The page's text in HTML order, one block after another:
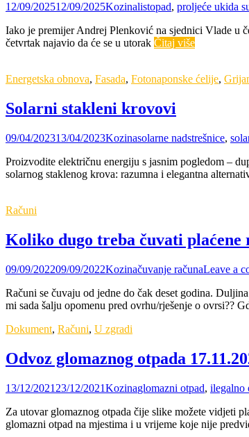
12/09/202512/09/2025Kozinalistopad, proljeće ukida
Iako je premijer Andrej Plenković na sjednici Vlade u
četvrtak najavio da će se u utorak Čitaj više
Energetska obnova, Fasada, Fotonaponske ćelije,
Solarni stakleni krovovi
09/04/202313/04/2023Kozinasolarne nadstrešnice,
Proizvodite električnu energiju s jasnim pogledom –
solarnog staklenog krova: razumna i elegantna
Računi
Koliko dugo treba čuvati plaćene
09/09/202209/09/2022Kozinačuvanje računaLeave a
Računi se čuvaju od jedne do čak deset godina.
mi sada šalju opomenu pred ovrhu/rješenje o ovrsi??
Dokument, Računi, U zgradi
Odvoz glomaznog otpada
13/12/2021 23/12/2021Kozinaglomazni otpad, ilegalno
Za utovar glomaznog otpada čije slike možete vidjeti
glomazni otpad na mjestima i u vrijeme koje nije